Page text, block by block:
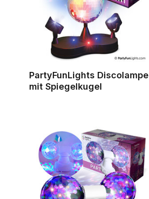
PartyFunLights Discolampe
mit Spiegelkugel